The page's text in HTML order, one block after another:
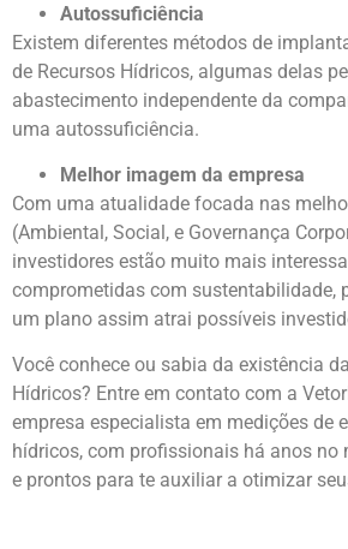
Autossuficiência
Existem diferentes métodos de
de Recursos Hídricos, algumas delas
abastecimento independente da
uma autossuficiência.
Melhor imagem da empresa
Com uma atualidade focada nas
(Ambiental, Social, e Governança
investidores estão muito mais
comprometidas com sustentabilidade,
um plano assim atrai possíveis
Você conhece ou sabia da existência
Hídricos? Entre em contato com a
empresa especialista em medições de
hídricos, com profissionais há anos no
e prontos para te auxiliar a otimizar